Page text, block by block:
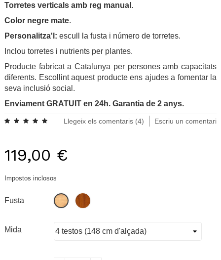
Torretes verticals amb reg manual .
Color negre mate.
Personalitza'l: escull la fusta i número de torretes.
Inclou torretes i nutrients per plantes.
Producte fabricat a Catalunya per persones amb capacitats
diferents. Escollint aquest producte ens ajudes a fomentar la
seva inclusió social.
Enviament GRATUIT en 24h. Garantia de 2 anys.
Llegeix els comentaris (4) Escriu un comentari
119,00 €
Impostos inclosos
Fusta Pi Teka
Mida